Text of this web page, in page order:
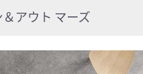
＆アウト マーズ